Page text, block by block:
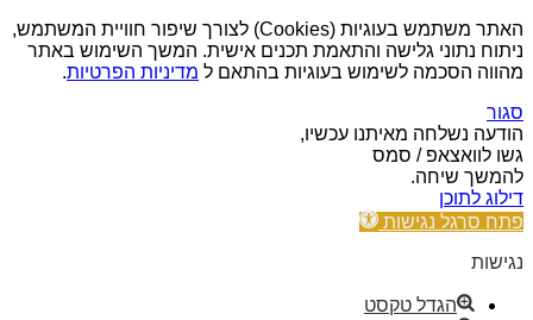
האתר משתמש בעוגיות (Cookies) לצורך שיפור חוויית המשתמש,
ניתוח נתוני גלישה והתאמת תכנים אישית. המשך השימוש באתר
מהווה הסכמה לשימוש בעוגיות בהתאם ל מדיניות הפרטיות.
סגור
הודעה נשלחה מאיתנו עכשיו,
גשו לוואצאפ / סמס
להמשך שיחה.
דילוג לתוכן
פתח סרגל נגישות
נגישות
הגדל טקסט